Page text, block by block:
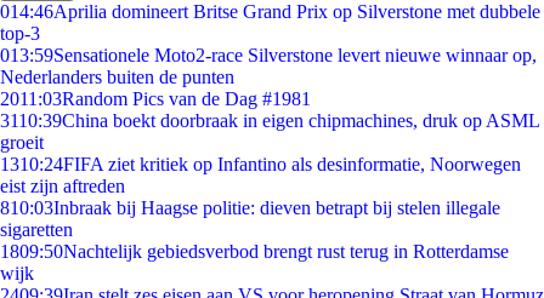
014:46Aprilia domineert Britse Grand Prix op Silverstone met dubbele
top-3
013:59Sensationele Moto2-race Silverstone levert nieuwe winnaar op,
Nederlanders buiten de punten
2011:03Random Pics van de Dag #1981
3110:39China boekt doorbraak in eigen chipmachines, druk op ASML
groeit
1310:24FIFA ziet kritiek op Infantino als desinformatie, Noorwegen
eist zijn aftreden
810:03Inbraak bij Haagse politie: dieven betrapt bij stelen illegale
sigaretten
1809:50Nachtelijk gebiedsverbod brengt rust terug in Rotterdamse
wijk